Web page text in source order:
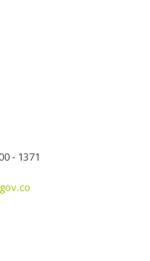
- 1371